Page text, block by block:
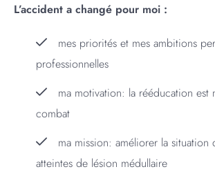
L’accident a changé pour moi :
mes priorités et mes ambitions
professionnelles
ma motivation: la rééducation est
combat
ma mission: améliorer la situation
atteintes de lésion médullaire